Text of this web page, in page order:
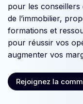
pour les
de l’immobilier,
formations et
pour réussir vos
augmenter vos
Rejoignez la
Rejoignez la